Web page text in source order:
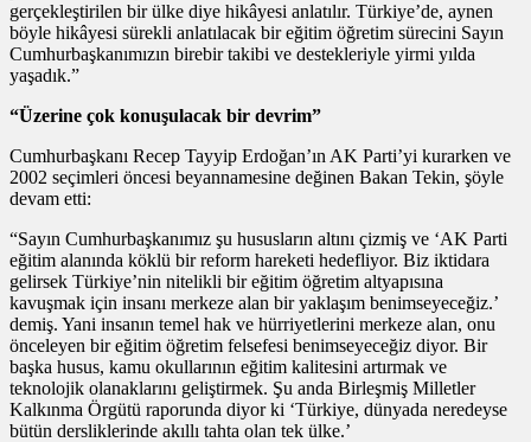
gerçekleştirilen bir ülke diye hikâyesi anlatılır. Türkiye’de, aynen
böyle hikâyesi sürekli anlatılacak bir eğitim öğretim sürecini Sayın
Cumhurbaşkanımızın birebir takibi ve destekleriyle yirmi yılda
yaşadık.”
“Üzerine çok konuşulacak bir devrim”
Cumhurbaşkanı Recep Tayyip Erdoğan’ın AK Parti’yi kurarken ve
2002 seçimleri öncesi beyannamesine değinen Bakan Tekin, şöyle
devam etti:
“Sayın Cumhurbaşkanımız şu hususların altını çizmiş ve ‘AK Parti
eğitim alanında köklü bir reform hareketi hedefliyor. Biz iktidara
gelirsek Türkiye’nin nitelikli bir eğitim öğretim altyapısına
kavuşmak için insanı merkeze alan bir yaklaşım benimseyeceğiz.’
demiş. Yani insanın temel hak ve hürriyetlerini merkeze alan, onu
önceleyen bir eğitim öğretim felsefesi benimseyeceğiz diyor. Bir
başka husus, kamu okullarının eğitim kalitesini artırmak ve
teknolojik olanaklarını geliştirmek. Şu anda Birleşmiş Milletler
Kalkınma Örgütü raporunda diyor ki ‘Türkiye, dünyada neredeyse
bütün dersliklerinde akıllı tahta olan tek ülke.’